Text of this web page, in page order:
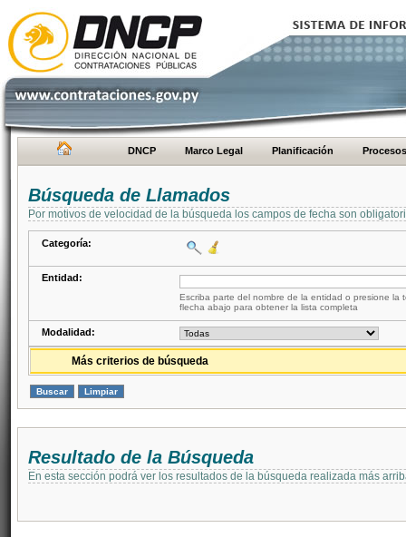
DNCP Marco Legal Planificación Procesos
Búsqueda de Llamados
Por motivos de velocidad de la búsqueda los campos de fecha son
Categoría:
Entidad:
Escriba parte del nombre de la entidad o presione la
flecha abajo para obtener la lista completa
Modalidad:
Más criterios de búsqueda
Resultado de la Búsqueda
En esta sección podrá ver los resultados de la búsqueda realizada más